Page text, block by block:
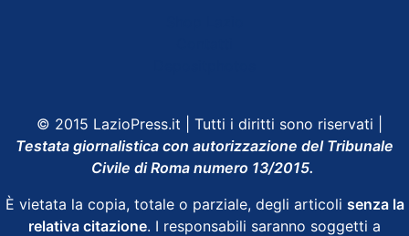
© 2015 LazioPress.it | Tutti i diritti sono riservati |
Testata giornalistica con autorizzazione del Tribunale
Civile di Roma numero 13/2015.
È vietata la copia, totale o parziale, degli articoli senza la
relativa citazione. I responsabili saranno soggetti a